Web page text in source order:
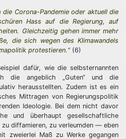
die Corona-Pandemie oder aktuell die
Hass auf die Regierung, auf
Gleichzeitig gehen immer mehr
die sich wegen des Klimawandels
protestieren.“(6)
dafür, wie die selbsternannten
die angeblich „Guten“ und die
herausstellten. Zudem ist es ein
Mittragen von Regierungspolitik
Ideologie. Bei dem nicht davor
und überhaupt gesellschaftliche
diffamieren, zu verleumden — eben
zweierlei Maß zu Werke gegangen